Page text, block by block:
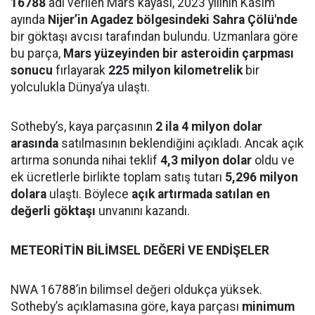
16788 adı verilen Mars kayası, 2023 yılının Kasım
ayında Nijer’in Agadez bölgesindeki Sahra Çölü'nde
bir göktaşı avcısı tarafından bulundu. Uzmanlara göre
bu parça, Mars yüzeyinden bir asteroidin çarpması
sonucu fırlayarak 225 milyon kilometrelikbir
yolculukla Dünya’ya ulaştı.
Sotheby’s, kaya parçasının 2 ila 4 milyon dolar
arasında satılmasının beklendiğini açıkladı. Ancak açık
artırma sonunda nihai teklif 4,3 milyon dolar oldu ve
ek ücretlerle birlikte toplam satış tutarı 5,296 milyon
dolara ulaştı. Böylece açık artırmada satılan en
değerli göktaşı unvanını kazandı.
METEORİTİN BİLİMSEL DEĞERİ VE ENDİŞELER
NWA 16788’in bilimsel değeri oldukça yüksek.
Sotheby’s açıklamasına göre, kaya parçası minimum